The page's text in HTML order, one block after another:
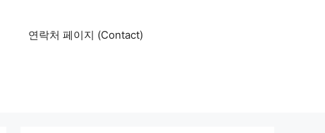
연락처 페이지 (Contact)